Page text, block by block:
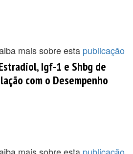
mais sobre esta publicação
Igf-1 e Shbg de
com o Desempenho